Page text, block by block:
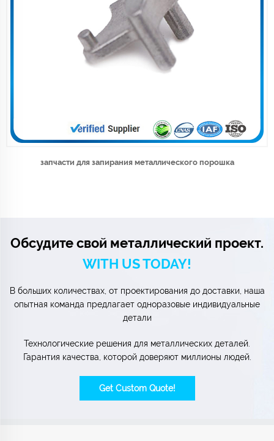
запчасти для запирания металлического порошка
Обсудите свой металлический проект.
WITH US TODAY!
В больших количествах, от проектирования до доставки, наша
опытная команда предлагает одноразовые индивидуальные
детали
Технологические решения для металлических деталей.
Гарантия качества, которой доверяют миллионы людей.
Get Custom Quote!